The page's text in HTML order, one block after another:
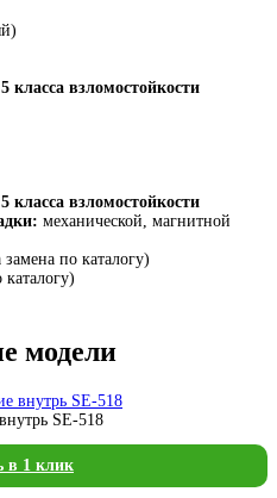
класса взломостойкости
класса взломостойкости
механической, магнитной
по каталогу)
модели
SE-518
в 1 клик